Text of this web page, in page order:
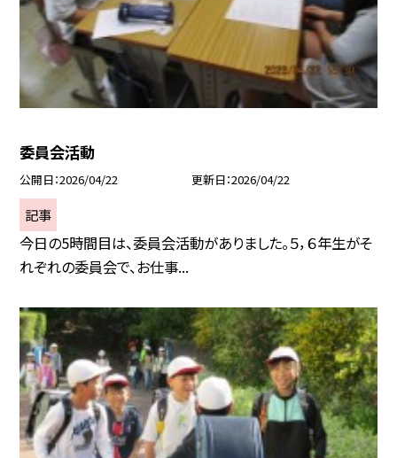
委員会活動
公開日 2026/04/22 更新日 2026/04/22
記事
今日の5時間目は、委員会活動がありました。５，６年生がそ
れぞれの委員会で、お仕事...